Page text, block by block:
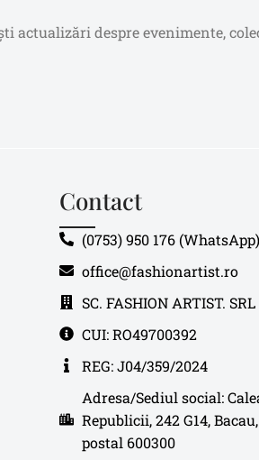
actualizări despre evenimente,
Contact
(0753) 950 176 (WhatsApp)
office@fashionartist.ro
SC. FASHION ARTIST. SRL
CUI: RO49700392
REG: J04/359/2024
Adresa/Sediul social:
Republicii, 242 G14,
postal 600300